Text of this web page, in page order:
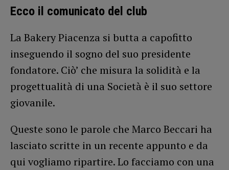
Ecco il comunicato del club
La Bakery Piacenza si butta a capofitto
inseguendo il sogno del suo presidente
fondatore. Ciò’ che misura la solidità e la
progettualità di una Società è il suo settore
giovanile.
Queste sono le parole che Marco Beccari ha
lasciato scritte in un recente appunto e da
qui vogliamo ripartire. Lo facciamo con una